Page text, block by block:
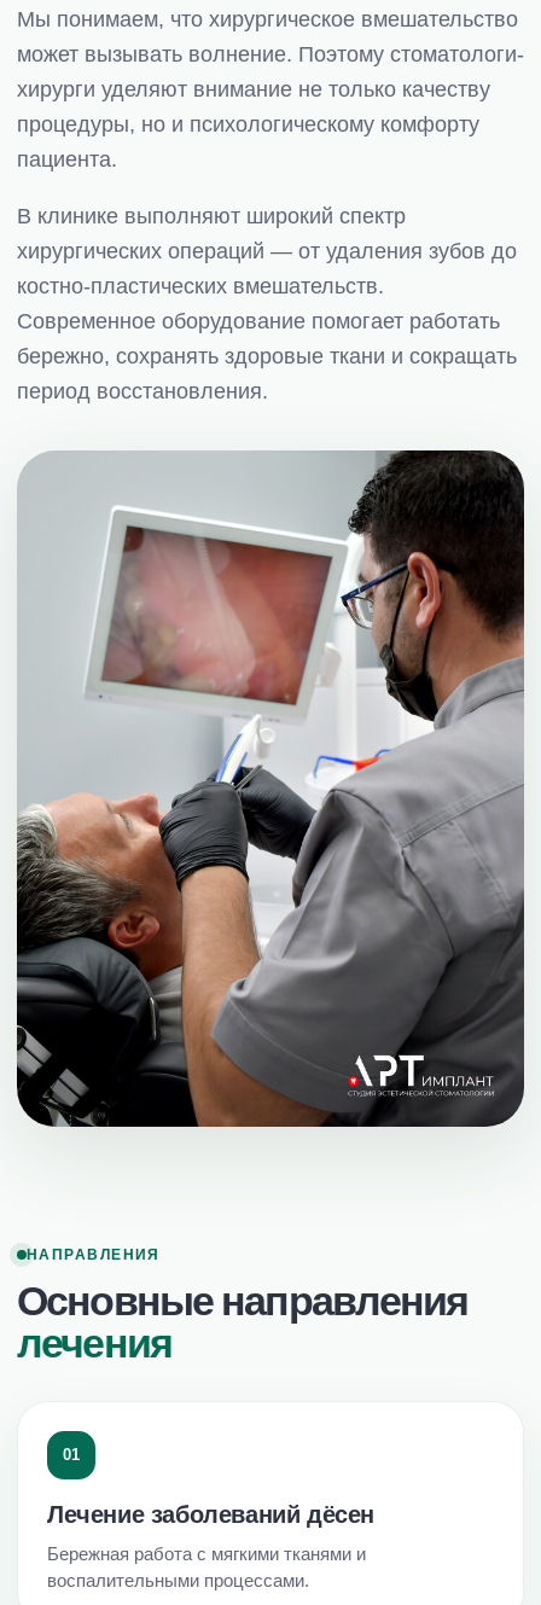
Мы понимаем, что хирургическое вмешательство
может вызывать волнение. Поэтому стоматологи-
хирурги уделяют внимание не только качеству
процедуры, но и психологическому комфорту
пациента.
В клинике выполняют широкий спектр
хирургических операций — от удаления зубов до
костно-пластических вмешательств.
Современное оборудование помогает работать
бережно, сохранять здоровые ткани и сокращать
период восстановления.
НАПРАВЛЕНИЯ
Основные направления
лечения
01
Лечение заболеваний дёсен
Бережная работа с мягкими тканями и
воспалительными процессами.